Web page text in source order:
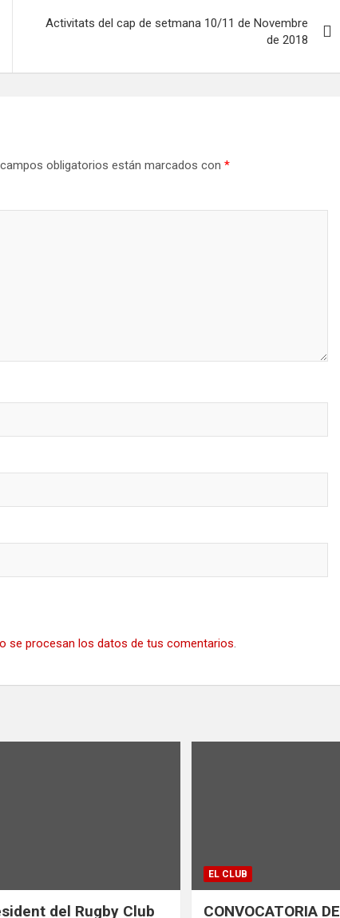
Activitats del cap de setmana 10/11 de Novembre
de 2018
obligatorios están marcados con *
se procesan los datos de tus comentarios.
del Rugby Club
EL CLUB
CONVOCATORIA DE